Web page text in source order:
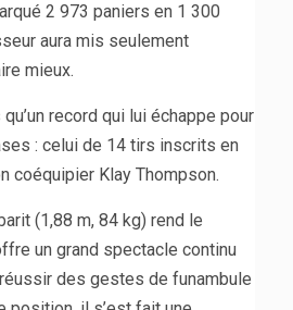
2 973 paniers en 1 300
aura mis seulement
mieux.
qu’un record qui lui échappe pour
: celui de 14 tirs inscrits en
coéquipier Klay Thompson.
(1,88 m, 84 kg) rend le
un grand spectacle continu
des gestes de funambule